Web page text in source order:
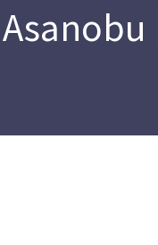
Asanobu